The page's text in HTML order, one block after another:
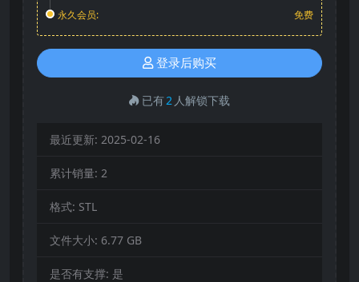
永久会员:
免费
登录后购买
已有2 人解锁下载
最近更新: 2025-02-16
累计销量: 2
格式: STL
文件大小: 6.77 GB
是否有支撑: 是